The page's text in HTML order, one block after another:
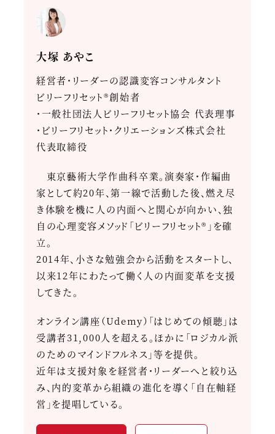
大塚 あやこ
経営者・リーダーの認識変容コンサルタント
ビリーフリセット®創始者
・一般社団法人ビリーフリセット協会 代表理事
・ビリーフリセット・クリエーションズ株式会社
代表取締役
東京藝術大学作曲科卒業。演奏家・作編曲
家として約20年、第一線で活動した後、燃え尽
き体験を機に人の内面へと関心が向かい、独
自の心理変容メソッド「ビリーフリセット®」を確
立。
2014年、小さな勉強会から活動をスタートし、
以来12年にわたって働く人の内面変革を支援
してきた。
オンライン講座（Udemy）「はじめての傾聴」は
受講者31,000人を超える。ほかに「ロジカル派
のためのマインドフルネス」等を提供。
近年は支援対象を経営者・リーダーへと絞り込
み、内的変革から組織の進化を導く「自在軸経
営」を提唱している。